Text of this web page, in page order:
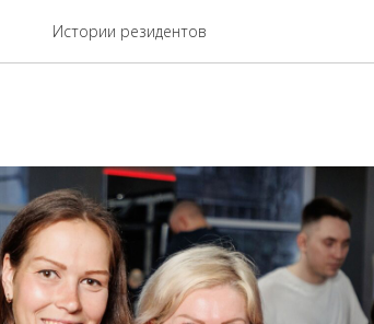
Истории резидентови боли в